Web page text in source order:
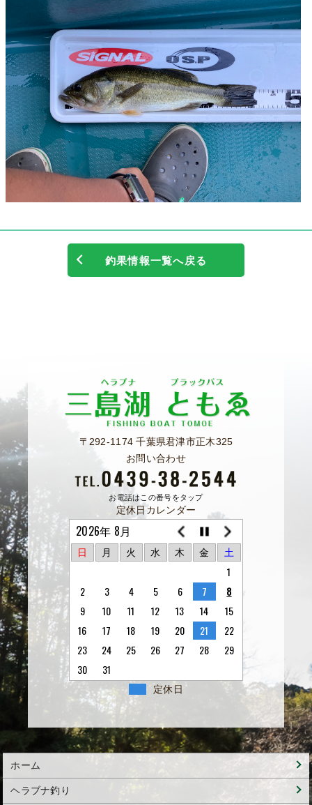
釣果情報一覧へ戻る
〒292-1174 千葉県君津市正木325
お問い合わせ
お電話はこの番号をタップ
定休日カレンダー
2026年 8月
日 月 火 水 木 金 土
1
2
3 4 5 6 7
8
9
10 11 12 13 14
15
16
17 18 19 20 21
22
23
24 25 26 27 28
29
30
31
定休日
ホーム
ヘラブナ釣り